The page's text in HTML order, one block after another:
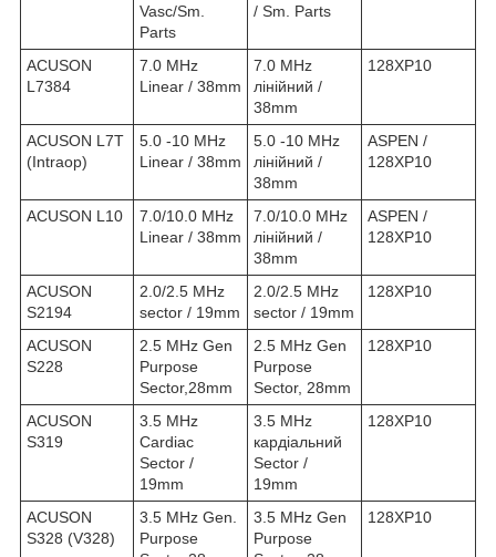
Vasc/Sm.
Parts
/ Sm. Parts
ACUSON
L7384
7.0 MHz
Linear / 38mm
7.0 MHz
лінійний /
38mm
128XP10
ACUSON L7T
(Intraop)
5.0 -10 MHz
Linear / 38mm
5.0 -10 MHz
лінійний /
38mm
ASPEN /
128XP10
ACUSON L10
7.0/10.0 MHz
Linear / 38mm
7.0/10.0 MHz
лінійний /
38mm
ASPEN /
128XP10
ACUSON
S2194
2.0/2.5 MHz
sector / 19mm
2.0/2.5 MHz
sector / 19mm
128XP10
ACUSON
S228
2.5 MHz Gen
Purpose
Sector,28mm
2.5 MHz Gen
Purpose
Sector, 28mm
128XP10
ACUSON
S319
3.5 MHz
Cardiac
Sector /
19mm
3.5 MHz
кардіальний
Sector /
19mm
128XP10
ACUSON
S328 (V328)
3.5 MHz Gen.
Purpose
3.5 MHz Gen
Purpose
128XP10